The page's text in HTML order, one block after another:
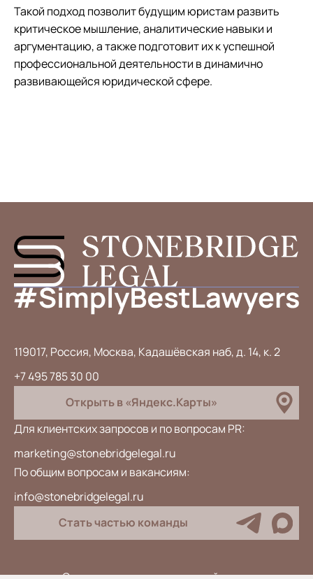
Такой подход позволит будущим юристам развить
критическое мышление, аналитические навыки и
аргументацию, а также подготовит их к успешной
профессиональной деятельности в динамично
развивающейся юридической сфере.
119017, Россия, Москва, Кадашёвская наб, д. 14, к. 2
+7 495 785 30 00
Открыть в «Яндекс.Карты»
Для клиентских запросов и по вопросам PR:
marketing@stonebridgelegal.ru
По общим вопросам и вакансиям:
info@stonebridgelegal.ru
Стать частью команды